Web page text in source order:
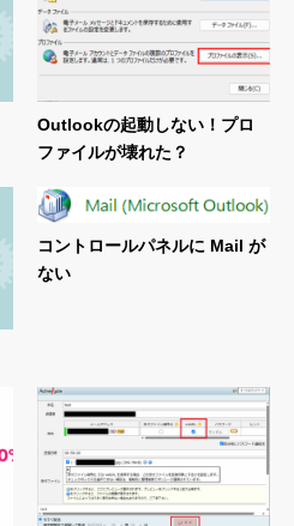
Outlookの起動しない！プロ
ファイルが壊れた？
コントロールパネルに Mail が
ない